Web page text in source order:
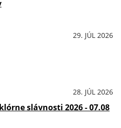
29. JÚL 2026
28. JÚL 2026
slávnosti 2026 - 07.08